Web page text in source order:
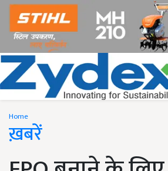
Home
ख़बरें